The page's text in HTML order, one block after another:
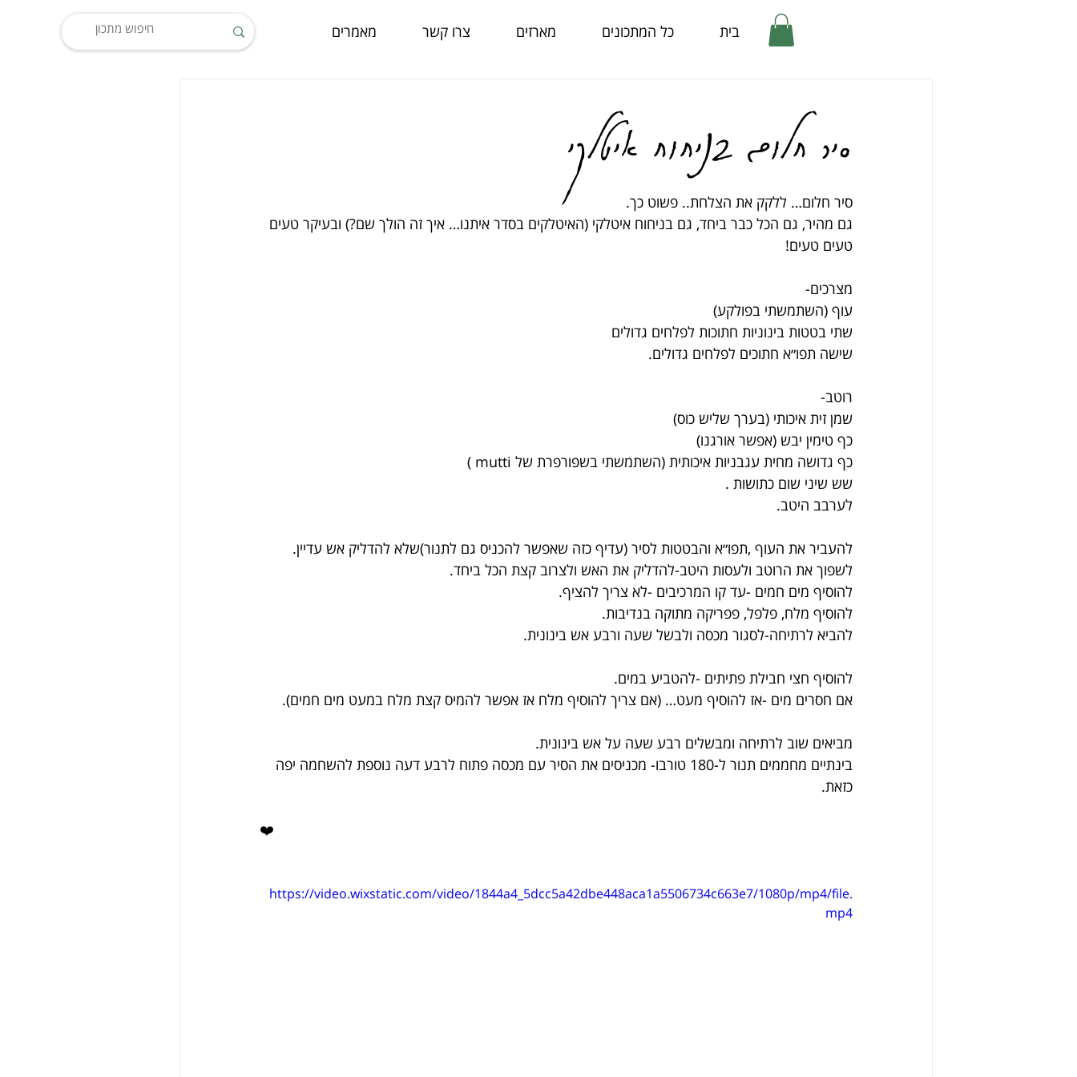
בית כל המתכונים מארזים צרו קשר מאמרים
סיר חלום בניחוח איטלקי
סיר חלום… ללקק את הצלחת.. פשוט כך.
גם מהיר, גם הכל כבר ביחד, גם בניחוח איטלקי (האיטלקים בסדר איתנו… איך זה הולך שם?) ובעיקר טעים
טעים טעים!
מצרכים-
עוף (השתמשתי בפולקע)
שתי בטטות בינוניות חתוכות לפלחים גדולים
שישה תפו״א חתוכים לפלחים גדולים.
רוטב-
שמן זית איכותי (בערך שליש כוס)
כף טימין יבש (אפשר אורגנו)
כף גדושה מחית עגבניות איכותית (השתמשתי בשפורפרת של mutti )
שש שיני שום כתושות .
לערבב היטב.
להעביר את העוף ,תפו״א והבטטות לסיר (עדיף כזה שאפשר להכניס גם לתנור)שלא להדליק אש עדיין.
לשפוך את הרוטב ולעסות היטב-להדליק את האש ולצרוב קצת הכל ביחד.
להוסיף מים חמים -עד קו המרכיבים -לא צריך להציף.
להוסיף מלח, פלפל, פפריקה מתוקה בנדיבות.
להביא לרתיחה-לסגור מכסה ולבשל שעה ורבע אש בינונית.
להוסיף חצי חבילת פתיתים -להטביע במים.
אם חסרים מים -אז להוסיף מעט… (אם צריך להוסיף מלח אז אפשר להמיס קצת מלח במעט מים חמים).
מביאים שוב לרתיחה ומבשלים רבע שעה על אש בינונית.
בינתיים מחממים תנור ל-180 טורבו- מכניסים את הסיר עם מכסה פתוח לרבע דעה נוספת להשחמה יפה
כזאת.
❤️
https://video.wixstatic.com/video/1844a4_5dcc5a42dbe448aca1a5506734c663e7/1080p/mp4/file.
mp4